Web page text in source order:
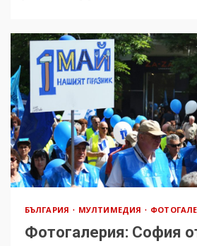
БЪЛГАРИЯ МУЛТИМЕДИЯ
Фотогалерия: София